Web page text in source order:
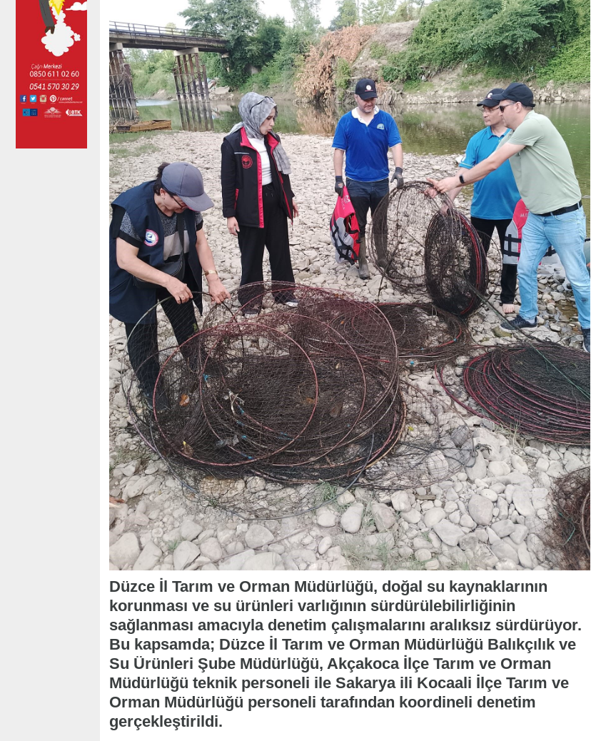
Düzce İl Tarım ve Orman Müdürlüğü, doğal su kaynaklarının
korunması ve su ürünleri varlığının sürdürülebilirliğinin
sağlanması amacıyla denetim çalışmalarını aralıksız sürdürüyor.
Bu kapsamda; Düzce İl Tarım ve Orman Müdürlüğü Balıkçılık ve
Su Ürünleri Şube Müdürlüğü, Akçakoca İlçe Tarım ve Orman
Müdürlüğü teknik personeli ile Sakarya ili Kocaali İlçe Tarım ve
Orman Müdürlüğü personeli tarafından koordineli denetim
gerçekleştirildi.